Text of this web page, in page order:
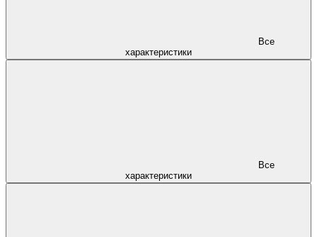
характеристики
характеристики